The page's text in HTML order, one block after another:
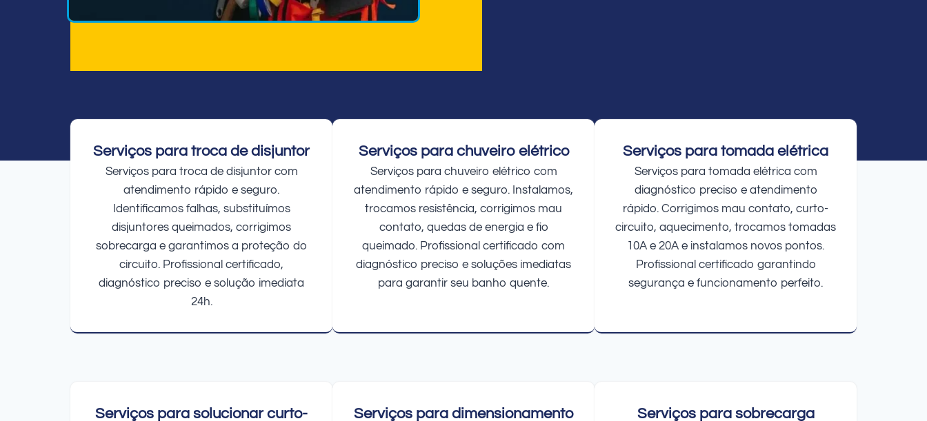
Serviços para troca de disjuntor
Serviços para troca de disjuntor com
atendimento rápido e seguro.
Identificamos falhas, substituímos
disjuntores queimados, corrigimos
sobrecarga e garantimos a proteção do
circuito. Profissional certificado,
diagnóstico preciso e solução imediata
24h.
Serviços para chuveiro elétrico
Serviços para chuveiro elétrico com
atendimento rápido e seguro. Instalamos,
trocamos resistência, corrigimos mau
contato, quedas de energia e fio
queimado. Profissional certificado com
diagnóstico preciso e soluções imediatas
para garantir seu banho quente.
Serviços para tomada elétrica
Serviços para tomada elétrica com
diagnóstico preciso e atendimento
rápido. Corrigimos mau contato, curto-
circuito, aquecimento, trocamos tomadas
10A e 20A e instalamos novos pontos.
Profissional certificado garantindo
segurança e funcionamento perfeito.
Serviços para solucionar curto-
Serviços para dimensionamento
Serviços para sobrecarga